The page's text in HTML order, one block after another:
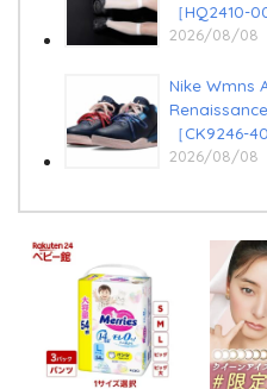
［HQ2410-
2026/08/08
Nike Wmns
［CK9246-
2026/08/08